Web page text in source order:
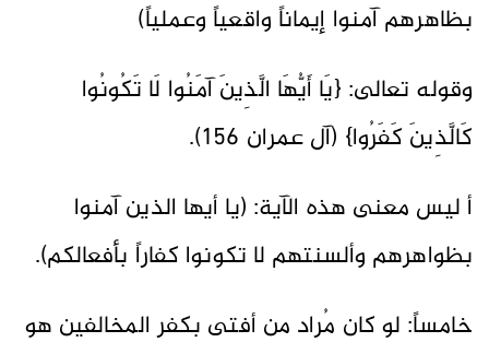
بظاهرهم آمنوا إيماناً واقعياً وعملياً)
وقوله تعالى: {يَا أَيُّهَا الَّذِينَ آمَنُوا لَا تَكُونُوا
كَالَّذِينَ كَفَرُوا} (آل عمران 156).
أ ليس معنى هذه الآية: (يا أيها الذين آمنوا
بظواهرهم وألسنتهم لا تكونوا كفاراً بأفعالكم).
خامساً: لو كان مُراد من أفتى بكفر المخالفين هو